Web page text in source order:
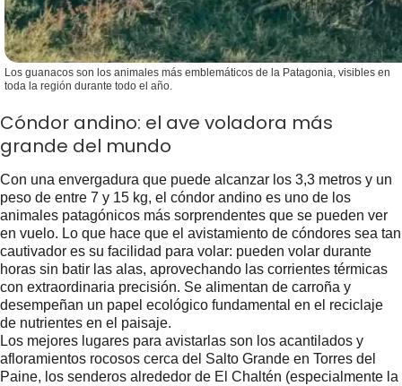
Los guanacos son los animales más emblemáticos de la Patagonia, visibles en
toda la región durante todo el año.
Cóndor andino: el ave voladora más
grande del mundo
Con una envergadura que puede alcanzar los 3,3 metros y un
peso de entre 7 y 15 kg, el cóndor andino es uno de los
animales patagónicos más sorprendentes que se pueden ver
en vuelo. Lo que hace que el avistamiento de cóndores sea tan
cautivador es su facilidad para volar: pueden volar durante
horas sin batir las alas, aprovechando las corrientes térmicas
con extraordinaria precisión. Se alimentan de carroña y
desempeñan un papel ecológico fundamental en el reciclaje
de nutrientes en el paisaje.
Los mejores lugares para avistarlas son los acantilados y
afloramientos rocosos cerca del Salto Grande en Torres del
Paine, los senderos alrededor de El Chaltén (especialmente la